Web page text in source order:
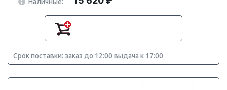
Срок поставки: заказ до 12:00 выдача к 17:00